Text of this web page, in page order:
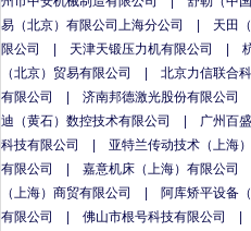
易（北京）有限公司上海分公司
| 天田
限公司
| 天津天锻压力机有限公司 |
（北京）贸易有限公司
| 北京力信联合
有限公司
| 济南邦德激光股份有限公司
迪（黄石）数控技术有限公司
| 广州百
科技有限公司
| 亚特兰传动技术（上海
有限公司
| 嘉意机床（上海）有限公司
（上海）商贸有限公司
| 阿库矫平设备
有限公司
| 佛山市根号科技有限公司 |